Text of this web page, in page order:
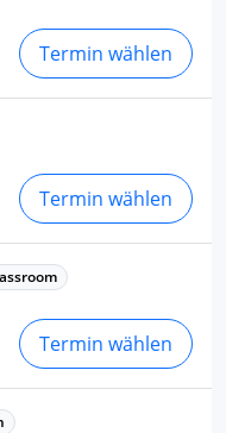
Termin wählen
Termin wählen
Termin wählen